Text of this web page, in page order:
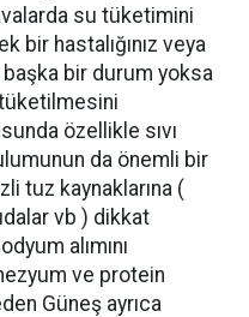
su tüketimini
bir hastalığınız veya
bir durum yoksa
özellikle sıvı
da önemli bir
tuz kaynaklarına (
vb ) dikkat
alımını
ve protein
Güneş ayrıca